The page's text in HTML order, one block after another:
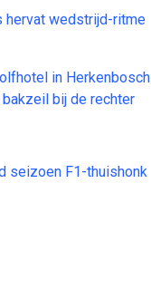
hervat wedstrijd-ritme
in Herkenbosch
bij de rechter
seizoen F1-thuishonk